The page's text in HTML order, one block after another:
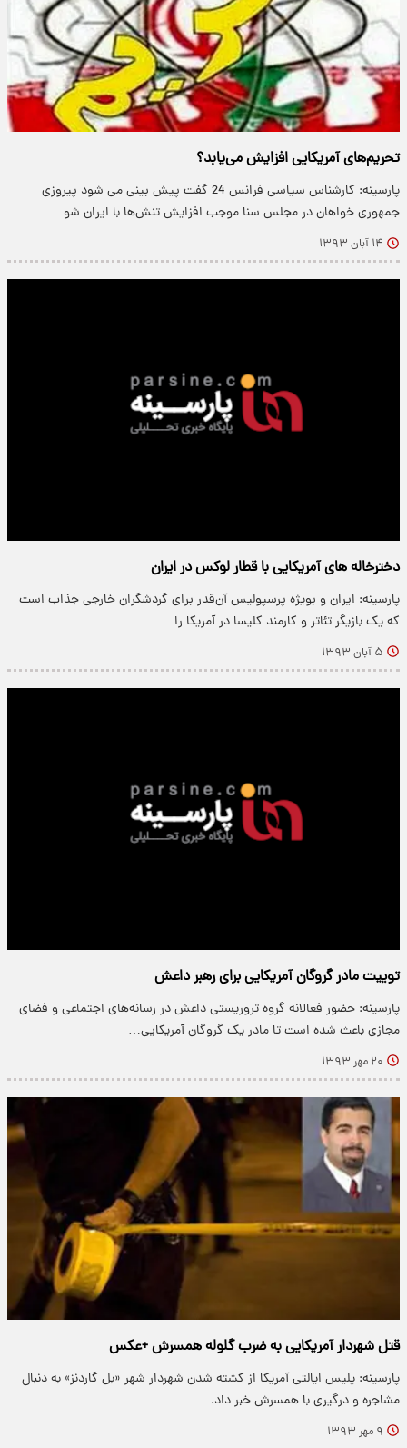
تحریم‌های آمریکایی افزایش می‌یابد؟
پارسینه: کارشناس سیاسی فرانس 24 گفت پیش بینی می شود پیروزی
جمهوری خواهان در مجلس سنا موجب افزایش تنش‌ها با ایران شو…
۱۴ آبان ۱۳۹۳
دخترخاله‌ های آمریکایی با قطار لوکس در ایران
پارسینه: ایران و بویژه پرسپولیس آن‌قدر برای گردشگران خارجی جذاب است
که یک بازیگر تئاتر و کارمند کلیسا در آمریکا را…
۵ آبان ۱۳۹۳
توییت مادر گروگان آمریکایی برای رهبر داعش
پارسینه: حضور فعالانه گروه تروریستی داعش در رسانه‌های اجتماعی و فضای
مجازی باعث شده است تا مادر یک گروگان آمریکایی…
۲۰ مهر ۱۳۹۳
قتل شهردار آمریکایی به ضرب گلوله همسرش +عکس
پارسینه: پلیس ایالتی آمریکا از کشته شدن شهردار شهر «بل گاردنز» به دنبال
مشاجره و درگیری با همسرش خبر داد.
۹ مهر ۱۳۹۳